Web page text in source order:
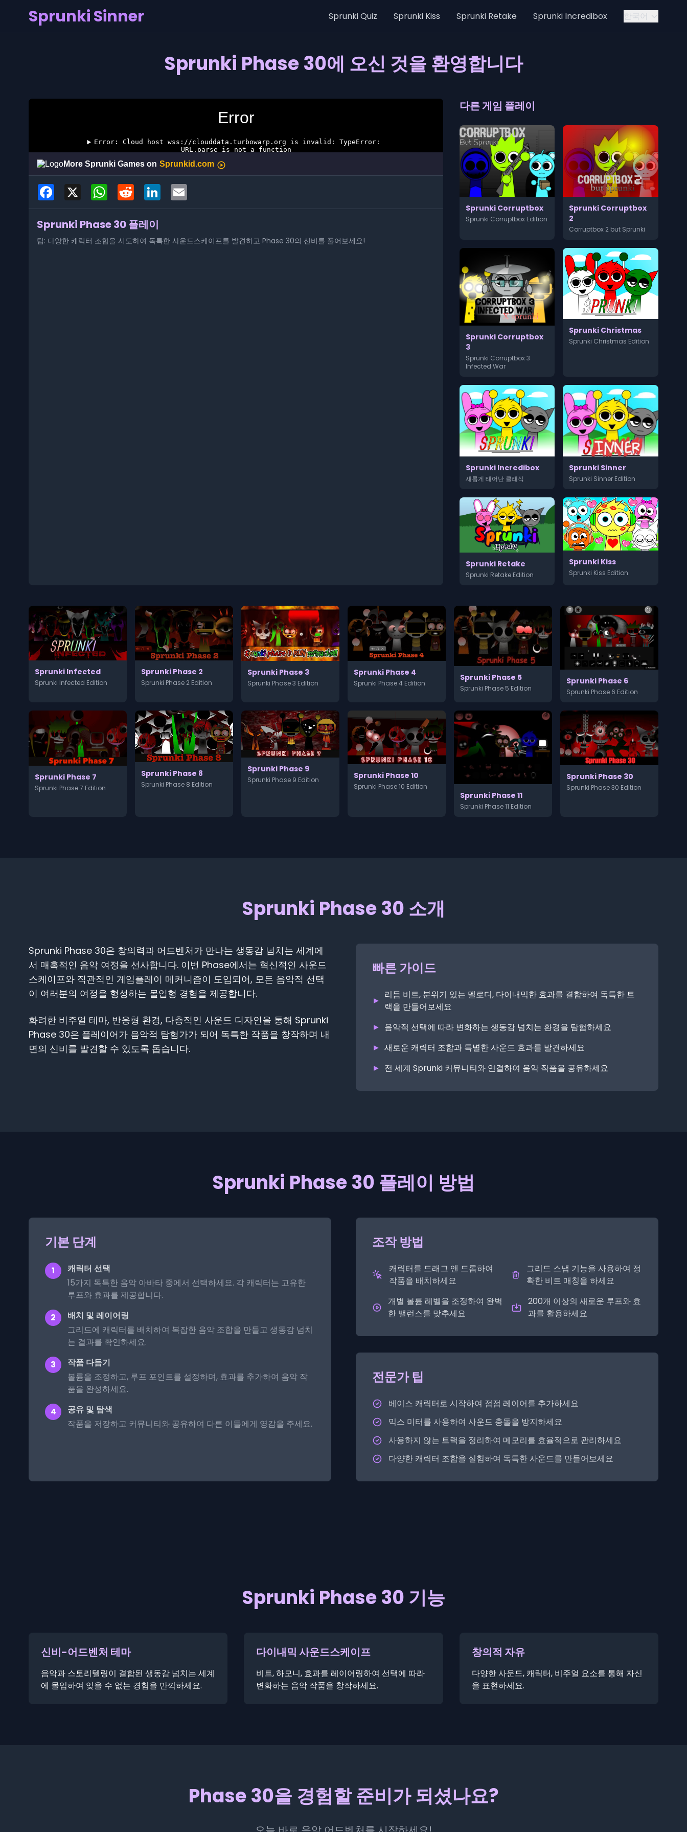
Sprunki Sinner Sprunki Quiz Sprunki Kiss Sprunki Retake Sprunki Incredibox 한국어
Sprunki Phase 30에 오신 것을 환영합니다
Facebook WhatsAppReddit LinkedIn
Sprunki Phase 30 플레이
팁: 다양한 캐릭터 조합을 시도하여 독특한 사운드스케이프를 발견하고 Phase 30의 신비를 풀어보세요!
다른 게임 플레이
Sprunki Corruptbox
Sprunki Corruptbox Edition
Sprunki Corruptbox
2
Corruptbox 2 but Sprunki
Sprunki Corruptbox
3
Sprunki Corruptbox 3
Infected War
Sprunki Christmas
Sprunki Christmas Edition
Sprunki Incredibox
새롭게 태어난 클래식
Sprunki Sinner
Sprunki Sinner Edition
Sprunki Retake
Sprunki Retake Edition
Sprunki Kiss
Sprunki Kiss Edition
Sprunki Infected
Sprunki Infected Edition
Sprunki Phase 2
Sprunki Phase 2 Edition
Sprunki Phase 3
Sprunki Phase 3 Edition
Sprunki Phase 4
Sprunki Phase 4 Edition
Sprunki Phase 5
Sprunki Phase 5 Edition
Sprunki Phase 6
Sprunki Phase 6 Edition
Sprunki Phase 7
Sprunki Phase 7 Edition
Sprunki Phase 8
Sprunki Phase 8 Edition
Sprunki Phase 9
Sprunki Phase 9 Edition Sprunki Phase 10
Sprunki Phase 10 Edition
Sprunki Phase 11
Sprunki Phase 11 Edition
Sprunki Phase 30
Sprunki Phase 30 Edition
Sprunki Phase 30 소개
Sprunki Phase 30은 창의력과 어드벤처가 만나는 생동감 넘치는 세계에
서 매혹적인 음악 여정을 선사합니다. 이번 Phase에서는 혁신적인 사운드
스케이프와 직관적인 게임플레이 메커니즘이 도입되어, 모든 음악적 선택
이 여러분의 여정을 형성하는 몰입형 경험을 제공합니다.
화려한 비주얼 테마, 반응형 환경, 다층적인 사운드 디자인을 통해 Sprunki
Phase 30은 플레이어가 음악적 탐험가가 되어 독특한 작품을 창작하며 내
면의 신비를 발견할 수 있도록 돕습니다.
빠른 가이드
►
리듬 비트, 분위기 있는 멜로디, 다이내믹한 효과를 결합하여 독특한 트
랙을 만들어보세요
► 음악적 선택에 따라 변화하는 생동감 넘치는 환경을 탐험하세요
► 새로운 캐릭터 조합과 특별한 사운드 효과를 발견하세요
► 전 세계 Sprunki 커뮤니티와 연결하여 음악 작품을 공유하세요
Sprunki Phase 30 플레이 방법
기본 단계
1
캐릭터 선택
15가지 독특한 음악 아바타 중에서 선택하세요. 각 캐릭터는 고유한
루프와 효과를 제공합니다.
2
배치 및 레이어링
그리드에 캐릭터를 배치하여 복잡한 음악 조합을 만들고 생동감 넘치
는 결과를 확인하세요.
3
작품 다듬기
볼륨을 조정하고, 루프 포인트를 설정하며, 효과를 추가하여 음악 작
품을 완성하세요.
4
공유 및 탐색
작품을 저장하고 커뮤니티와 공유하여 다른 이들에게 영감을 주세요.
조작 방법
캐릭터를 드래그 앤 드롭하여
작품을 배치하세요
그리드 스냅 기능을 사용하여 정
확한 비트 매칭을 하세요
개별 볼륨 레벨을 조정하여 완벽
한 밸런스를 맞추세요
200개 이상의 새로운 루프와 효
과를 활용하세요
전문가 팁
베이스 캐릭터로 시작하여 점점 레이어를 추가하세요
믹스 미터를 사용하여 사운드 충돌을 방지하세요
사용하지 않는 트랙을 정리하여 메모리를 효율적으로 관리하세요
다양한 캐릭터 조합을 실험하여 독특한 사운드를 만들어보세요
Sprunki Phase 30 기능
신비-어드벤처 테마
음악과 스토리텔링이 결합된 생동감 넘치는 세계
에 몰입하여 잊을 수 없는 경험을 만끽하세요.
다이내믹 사운드스케이프
비트, 하모니, 효과를 레이어링하여 선택에 따라
변화하는 음악 작품을 창작하세요.
창의적 자유
다양한 사운드, 캐릭터, 비주얼 요소를 통해 자신
을 표현하세요.
Phase 30을 경험할 준비가 되셨나요?